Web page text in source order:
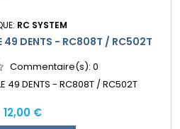
RC SYSTEM
49 DENTS - RC808T / RC502T
Commentaire(s): 0
49 DENTS - RC808T / RC502T
Prix
12,00 €